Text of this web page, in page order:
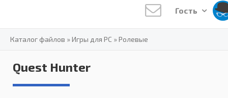
Гость
Каталог файлов »Игры для PC »Ролевые
Quest Hunter